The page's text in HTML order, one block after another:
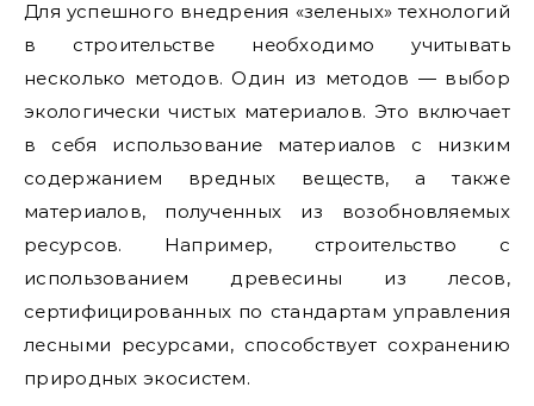
Для успешного внедрения «зеленых» технологий
в строительстве необходимо учитывать
несколько методов. Один из методов — выбор
экологически чистых материалов. Это включает
в себя использование материалов с низким
содержанием вредных веществ, а также
материалов, полученных из возобновляемых
ресурсов. Например, строительство с
использованием древесины из лесов,
сертифицированных по стандартам управления
лесными ресурсами, способствует сохранению
природных экосистем.